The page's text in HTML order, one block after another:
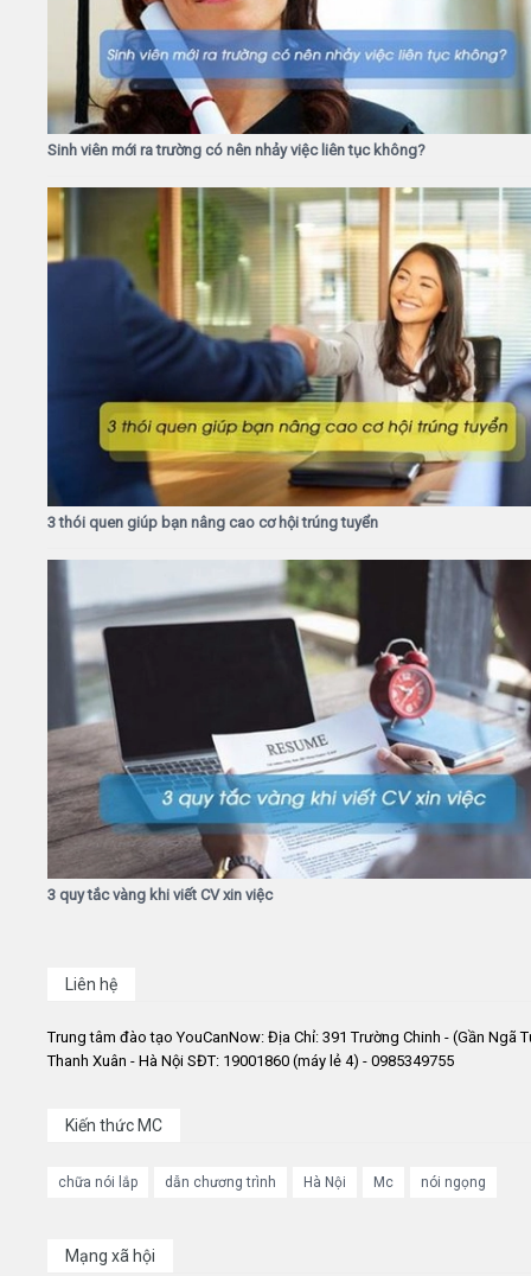
Sinh viên mới ra trường có nên nhảy việc liên tục không?
3 thói quen giúp bạn nâng cao cơ hội trúng tuyển
3 quy tắc vàng khi viết CV xin việc
Liên hệ
Trung tâm đào tạo YouCanNow: Địa Chỉ: 391 Trường Chinh - (Gần Ngã
Thanh Xuân - Hà Nội SĐT: 19001860 (máy lẻ 4) - 0985349755
Kiến thức MC
chữa nói lắp dẫn chương trình Hà Nội Mc nói ngọng
Mạng xã hội